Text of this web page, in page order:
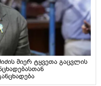
მიერ ტყვეთა გაცვლის